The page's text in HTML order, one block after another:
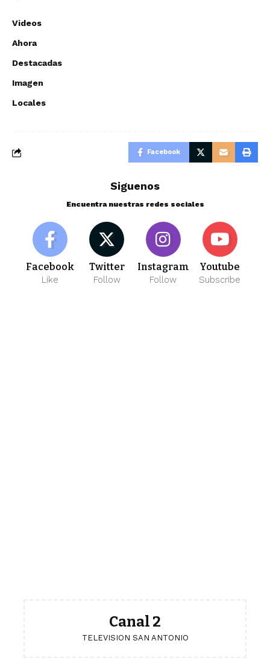
Videos
Ahora
Destacadas
Imagen
Locales
Facebook
Siguenos
Encuentra nuestras redes sociales
Facebook
Like
Twitter
Follow
Instagram
Follow
Youtube
Subscribe
Canal 2
TELEVISION SAN ANTONIO